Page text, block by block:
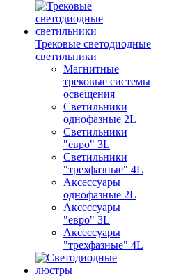
Трековые светодиодные
светильники
Магнитные
трековые системы
освещения
Светильники
однофазные 2L
Светильники
"евро" 3L
Светильники
"трехфазные" 4L
Аксессуары
однофазные 2L
Аксессуары
"евро" 3L
Аксессуары
"трехфазные" 4L